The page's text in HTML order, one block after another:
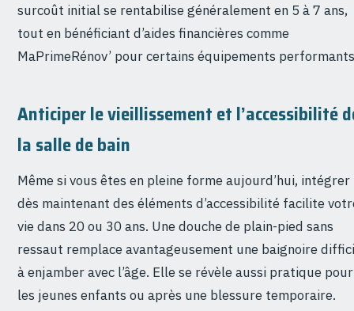
surcoût initial se rentabilise généralement en 5 à 7 ans,
tout en bénéficiant d’aides financières comme
MaPrimeRénov’ pour certains équipements
Anticiper le vieillissement et l’accessibilité
la salle de bain
Même si vous êtes en pleine forme aujourd’hui, intégrer
dès maintenant des éléments d’accessibilité facilite
vie dans 20 ou 30 ans. Une douche de plain-pied sans
ressaut remplace avantageusement une baignoire
à enjamber avec l’âge. Elle se révèle aussi pratique pour
les jeunes enfants ou après une blessure temporaire.